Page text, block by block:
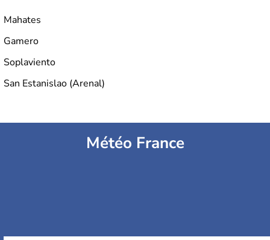
Mahates
Gamero
Soplaviento
San Estanislao (Arenal)
Météo France